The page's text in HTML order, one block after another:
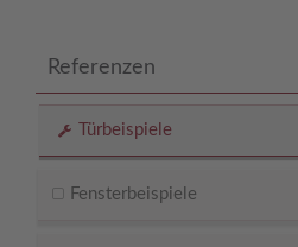
Referenzen
Türbeispiele
Fensterbeispiele